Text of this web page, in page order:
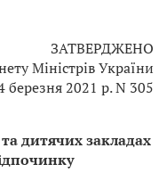
ЗАТВЕРДЖЕНО
Міністрів України
березня 2021 р. N 305
дитячих закладах